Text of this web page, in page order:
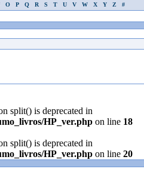
O P Q R S T U V W X Y Z #
split() is deprecated in
HP_ver.phpon line 18
split() is deprecated in
HP_ver.phpon line 20